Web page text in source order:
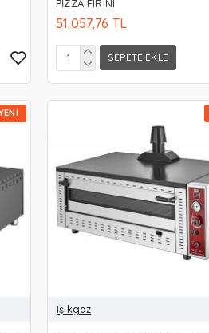
PİZZA FIRINI
51.057,76 TL
SEPETE EKLE
Işıkgaz